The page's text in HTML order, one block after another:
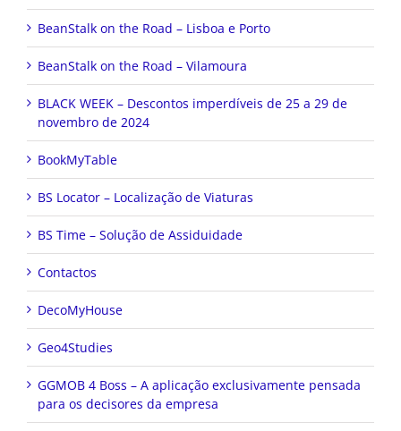
BeanStalk on the Road – Lisboa e Porto
BeanStalk on the Road – Vilamoura
BLACK WEEK – Descontos imperdíveis de 25 a 29 de
novembro de 2024
BookMyTable
BS Locator – Localização de Viaturas
BS Time – Solução de Assiduidade
Contactos
DecoMyHouse
Geo4Studies
GGMOB 4 Boss – A aplicação exclusivamente pensada
para os decisores da empresa